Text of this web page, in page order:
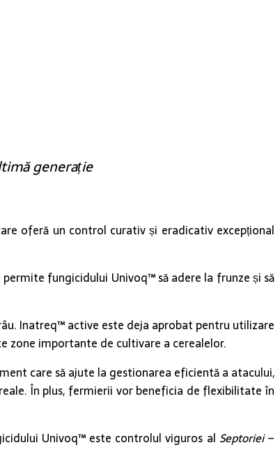
generație
oferă un control curativ și eradicativ excepțional
fungicidului Univoq™ să adere la frunze și să
Inatreq™ active este deja aprobat pentru utilizare
zone importante de cultivare a cerealelor.
care să ajute la gestionarea eficientă a atacului,
În plus, fermierii vor beneficia de flexibilitate în
Univoq™ este controlul viguros al Septoriei–